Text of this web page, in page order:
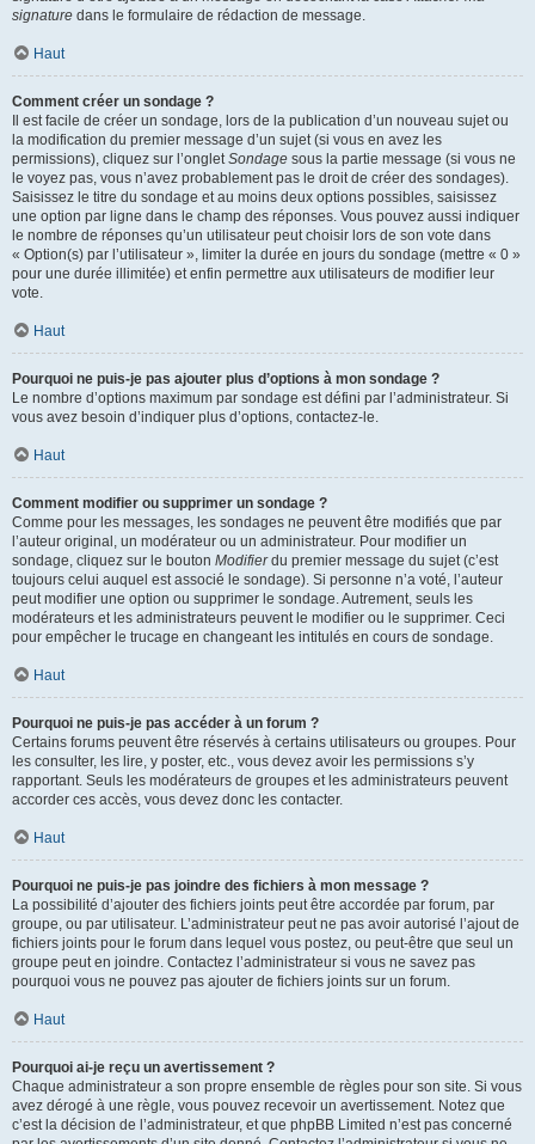
signature dans le formulaire de rédaction de message.
Haut
Comment créer un sondage ?
Il est facile de créer un sondage, lors de la publication d’un nouveau sujet ou
la modification du premier message d’un sujet (si vous en avez les
permissions), cliquez sur l’ongletSondage sous la partie message (si vous ne
le voyez pas, vous n’avez probablement pas le droit de créer des sondages).
Saisissez le titre du sondage et au moins deux options possibles, saisissez
une option par ligne dans le champ des réponses. Vous pouvez aussi indiquer
le nombre de réponses qu’un utilisateur peut choisir lors de son vote dans
« Option(s) par l’utilisateur », limiter la durée en jours du sondage (mettre « 0 »
pour une durée illimitée) et enfin permettre aux utilisateurs de modifier leur
vote.
Haut
Pourquoi ne puis-je pas ajouter plus d’options à mon sondage ?
Le nombre d’options maximum par sondage est défini par l’administrateur. Si
vous avez besoin d’indiquer plus d’options, contactez-le.
Haut
Comment modifier ou supprimer un sondage ?
Comme pour les messages, les sondages ne peuvent être modifiés que par
l’auteur original, un modérateur ou un administrateur. Pour modifier un
sondage, cliquez sur le bouton Modifierdu premier message du sujet (c’est
toujours celui auquel est associé le sondage). Si personne n’a voté, l’auteur
peut modifier une option ou supprimer le sondage. Autrement, seuls les
modérateurs et les administrateurs peuvent le modifier ou le supprimer. Ceci
pour empêcher le trucage en changeant les intitulés en cours de sondage.
Haut
Pourquoi ne puis-je pas accéder à un forum ?
Certains forums peuvent être réservés à certains utilisateurs ou groupes. Pour
les consulter, les lire, y poster, etc., vous devez avoir les permissions s’y
rapportant. Seuls les modérateurs de groupes et les administrateurs peuvent
accorder ces accès, vous devez donc les contacter.
Haut
Pourquoi ne puis-je pas joindre des fichiers à mon message ?
La possibilité d’ajouter des fichiers joints peut être accordée par forum, par
groupe, ou par utilisateur. L’administrateur peut ne pas avoir autorisé l’ajout de
fichiers joints pour le forum dans lequel vous postez, ou peut-être que seul un
groupe peut en joindre. Contactez l’administrateur si vous ne savez pas
pourquoi vous ne pouvez pas ajouter de fichiers joints sur un forum.
Haut
Pourquoi ai-je reçu un avertissement ?
Chaque administrateur a son propre ensemble de règles pour son site. Si vous
avez dérogé à une règle, vous pouvez recevoir un avertissement. Notez que
c’est la décision de l’administrateur, et que phpBB Limited n’est pas concerné